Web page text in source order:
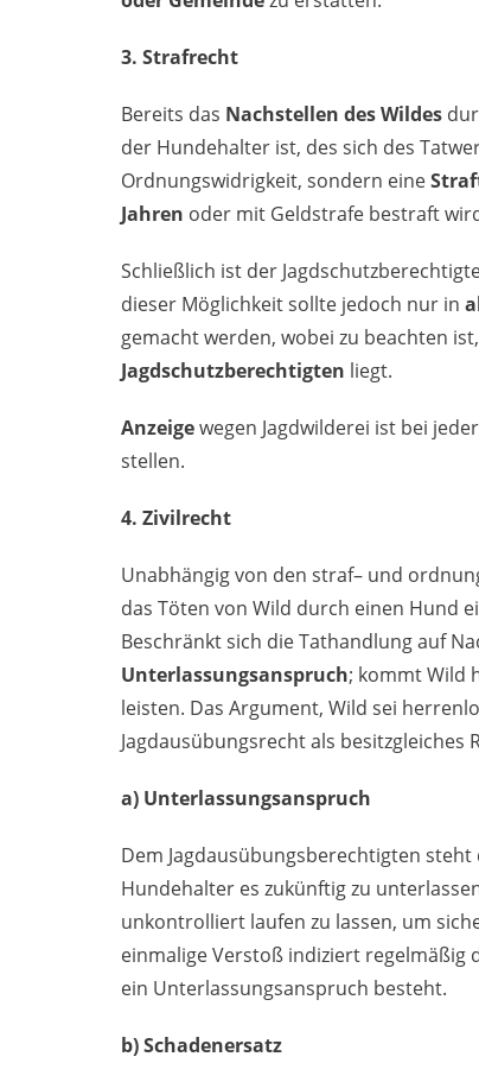
3. Strafrecht
Bereits das Nachstellen des Wildes
der Hundehalter ist, des sich des
Ordnungswidrigkeit, sondern eine
Jahren oder mit Geldstrafe bestraft
Schließlich ist der
dieser Möglichkeit sollte jedoch nur in
gemacht werden, wobei zu beachten
Jagdschutzberechtigten liegt.
Anzeigewegen Jagdwilderei ist bei jeder
stellen.
4. Zivilrecht
Unabhängig von den straf– und
das Töten von Wild durch einen Hund
Beschränkt sich die Tathandlung auf
Unterlassungsanspruch; kommt Wild
leisten. Das Argument, Wild sei
Jagdausübungsrecht als besitzgleiches
a) Unterlassungsanspruch
Dem Jagdausübungsberechtigten
Hundehalter es zukünftig zu
unkontrolliert laufen zu lassen, um
einmalige Verstoß indiziert regelmäßig
ein Unterlassungsanspruch besteht.
b) Schadenersatz